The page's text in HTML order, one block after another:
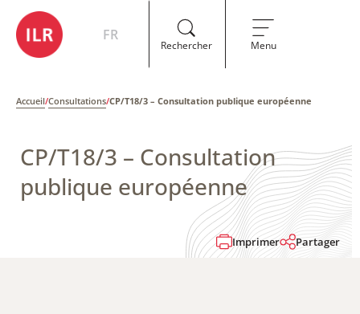
FR
Rechercher Menu
Accueil/Consultations/CP/T18/3 – Consultation publique européenne
CP/T18/3 – Consultation
publique européenne
Imprimer Partager